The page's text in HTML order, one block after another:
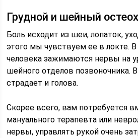
Грудной и шейный
Боль исходит из шеи, лопаток,
этого мы чувствуем ее в локте.
человека зажимаются нервы на
шейного отделов позвоночника. В
страдает и голова.
Скорее всего, вам потребуется
мануального терапевта или
нервы, управлять рукой очень